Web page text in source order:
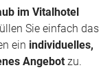
im Vitalhotel
Sie einfach das
ein individuelles,
Angebotzu.